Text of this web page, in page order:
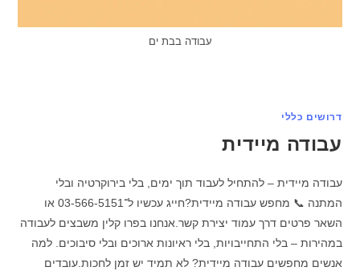
עבודה בבת ים
דרושים כללי
עבודה מיידית
עבודה מיידית – להתחיל לעבוד תוך ימים, בלי בירוקרטיה ובלי
המתנה 📞 מחפש עבודה מיידית?חייג עכשיו ל־03-566-5151 או
השאר פרטים דרך עמוד יצירת קשר.אנחנו בפרו קלין משבצים לעבודה
במהירות – בלי התחייבויות, בלי ראיונות ארוכים ובלי סיבוכים. למה
אנשים מחפשים עבודה מיידית? לא תמיד יש זמן לחכות.עובדים